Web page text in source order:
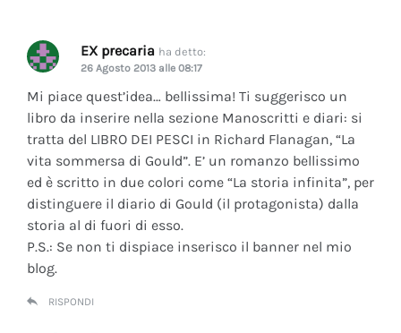
EX precaria ha detto:
26 Agosto 2013 alle 08:17
Mi piace quest’idea… bellissima! Ti suggerisco un
libro da inserire nella sezione Manoscritti e diari: si
tratta del LIBRO DEI PESCI in Richard Flanagan, “La
vita sommersa di Gould”. E’ un romanzo bellissimo
ed è scritto in due colori come “La storia infinita”, per
distinguere il diario di Gould (il protagonista) dalla
storia al di fuori di esso.
P.S.: Se non ti dispiace inserisco il banner nel mio
blog.
RISPONDI